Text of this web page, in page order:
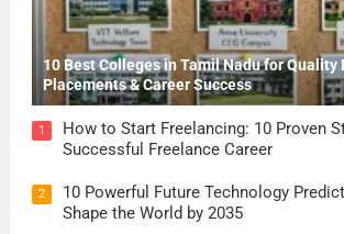
10 Best Colleges in Tamil Nadu for Quality
Placements & Career Success
1
How to Start Freelancing: 10 Proven
Successful Freelance Career
2
10 Powerful Future Technology
Shape the World by 2035